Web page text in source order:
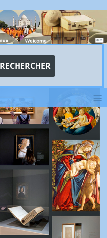
RECHERCHER
≡